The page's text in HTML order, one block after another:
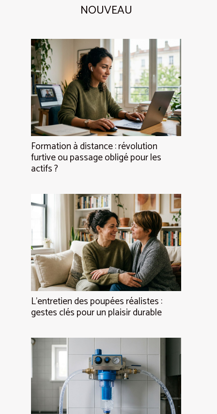
NOUVEAU
Formation à distance : révolution
furtive ou passage obligé pour les
actifs ?
L’entretien des poupées réalistes :
gestes clés pour un plaisir durable